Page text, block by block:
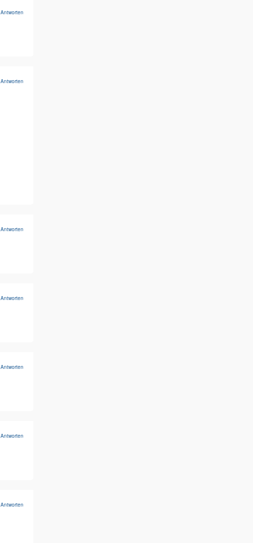
Antworten
Antworten
Antworten
Antworten
Antworten
Antworten
Antworten